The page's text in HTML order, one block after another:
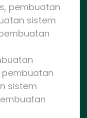
pembuatan
sistem
pembuatan
sistem